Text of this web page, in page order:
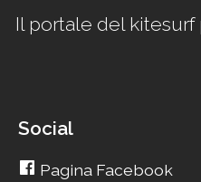
Il portale del
Social
Pagina Facebook